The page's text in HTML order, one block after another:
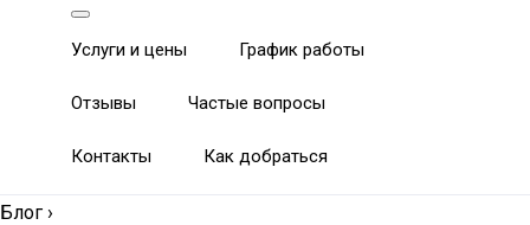
Услуги и цены График работы
Отзывы Частые вопросы
Контакты Как добраться
Блог ›